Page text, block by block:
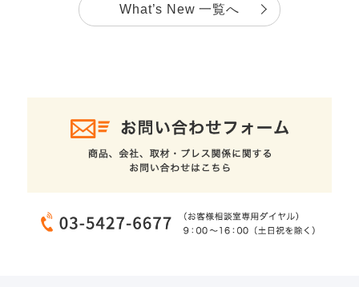
What’s New 一覧へ